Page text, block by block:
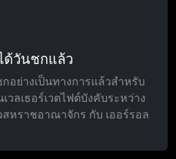
ด้วันชกแล้ว
อย่างเป็นทางการแล้วสำหรับ
วลเธอร์เวตไฟต์บังคับระหว่าง
หราชอาณาจักร กับ เออร์รอล